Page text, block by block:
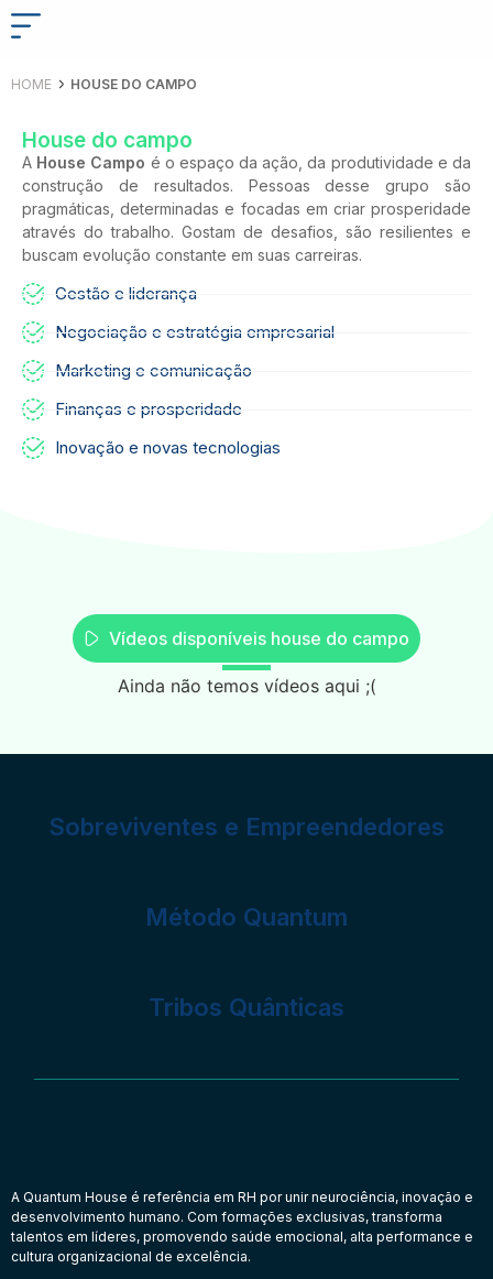
HOME HOUSE DO CAMPO
House do campo
A House Campo é o espaço da ação, da produtividade e da
construção de resultados. Pessoas desse grupo são
pragmáticas, determinadas e focadas em criar prosperidade
através do trabalho. Gostam de desafios, são resilientes e
buscam evolução constante em suas carreiras.
Gestão e liderança
Negociação e estratégia empresarial
Marketing e comunicação
Finanças e prosperidade
Inovação e novas tecnologias
Vídeos disponíveis house do campo
Ainda não temos vídeos aqui ;(
Sobreviventes e Empreendedores
Método Quantum
Tribos Quânticas
A Quantum House é referência em RH por unir neurociência, inovação e
desenvolvimento humano. Com formações exclusivas, transforma
talentos em líderes, promovendo saúde emocional, alta performance e
cultura organizacional de excelência.